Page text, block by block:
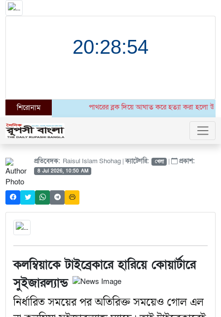
শিরোনাম পাথরের ব্লক দিয়ে আঘাত করে হত্যা করা হলো
প্রতিবেদক: Raisul Islam Shohag |ক্যাটেগরি: খেলা | প্রকাশ:
8 Jul 2026, 10:50 AM
কলম্বিয়াকে টাইব্রেকারে হারিয়ে কোয়ার্টারে
সুইজারল্যান্ড
নির্ধারিত সময়ের পর অতিরিক্ত সময়েও গোল এল